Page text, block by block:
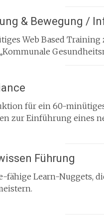
& Bewegung /
Web Based
für ein 60-
zur Einführung eines
Führung
fähige Learn-Nuggets,